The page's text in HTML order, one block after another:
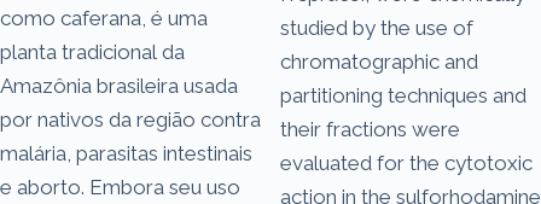
como caferana, é uma
planta tradicional da
Amazônia brasileira usada
por nativos da região contra
malária, parasitas intestinais
e aborto. Embora seu uso
studied by the use of
chromatographic and
partitioning techniques and
their fractions were
evaluated for the cytotoxic
action in the sulforhodamine